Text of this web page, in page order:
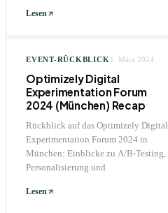
Lesen
EVENT-RÜCKBLICK 1. März 2024
Optimizely Digital
Experimentation Forum
2024 (München) Recap
Rückblick auf das Optimizely Digital
Experimentation Forum 2024 in
München: Einblicke zu A/B-Testing,
Personalisierung und
Lesen